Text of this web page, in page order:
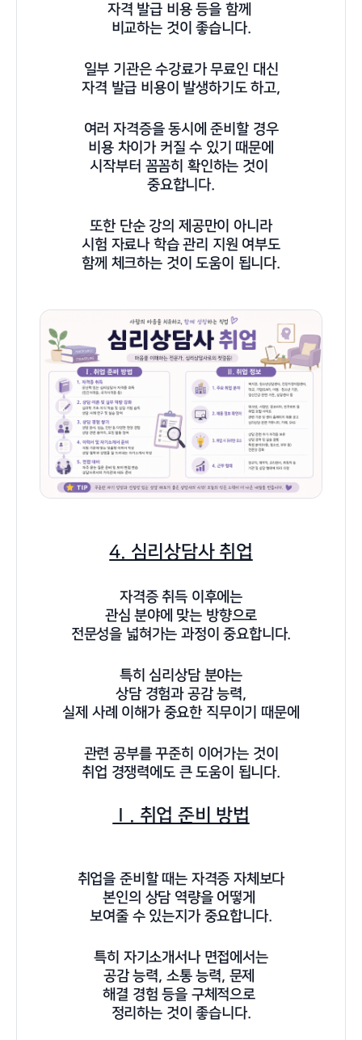
자격 발급 비용 등을 함께
비교하는 것이 좋습니다.
일부 기관은 수강료가 무료인 대신
자격 발급 비용이 발생하기도 하고,
여러 자격증을 동시에 준비할 경우
비용 차이가 커질 수 있기 때문에
시작부터 꼼꼼히 확인하는 것이
중요합니다.
또한 단순 강의 제공만이 아니라
시험 자료나 학습 관리 지원 여부도
함께 체크하는 것이 도움이 됩니다.
4. 심리상담사 취업
자격증 취득 이후에는
관심 분야에 맞는 방향으로
전문성을 넓혀가는 과정이 중요합니다.
특히 심리상담 분야는
상담 경험과 공감 능력,
실제 사례 이해가 중요한 직무이기 때문에
관련 공부를 꾸준히 이어가는 것이
취업 경쟁력에도 큰 도움이 됩니다.
Ⅰ. 취업 준비 방법
취업을 준비할 때는 자격증 자체보다
본인의 상담 역량을 어떻게
보여줄 수 있는지가 중요합니다.
특히 자기소개서나 면접에서는
공감 능력, 소통 능력, 문제
해결 경험 등을 구체적으로
정리하는 것이 좋습니다.